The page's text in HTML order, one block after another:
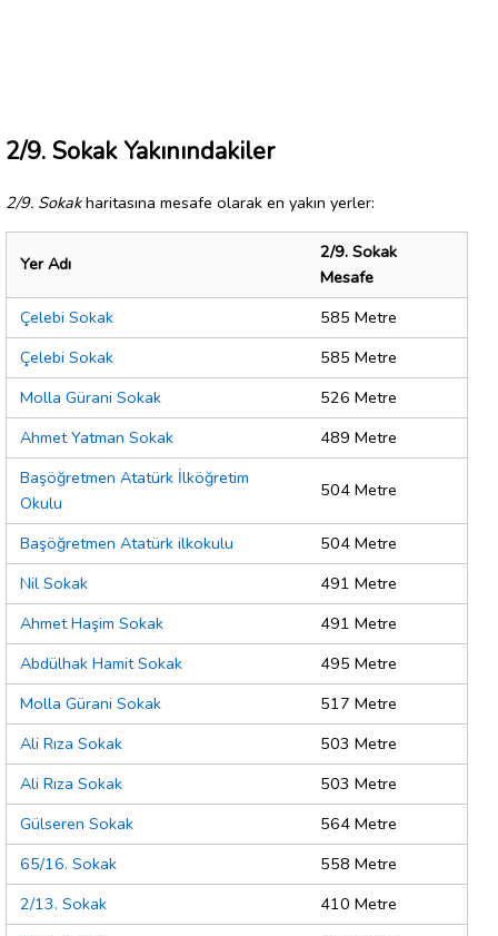
2/9. Sokak Yakınındakiler
2/9. Sokakharitasına mesafe olarak en yakın yerler:
Yer Adı
2/9. Sokak
Mesafe
Çelebi Sokak
585 Metre
Çelebi Sokak
585 Metre
Molla Gürani Sokak
526 Metre
Ahmet Yatman Sokak
489 Metre
Başöğretmen Atatürk İlköğretim
Okulu
504 Metre
Başöğretmen Atatürk ilkokulu
504 Metre
Nil Sokak
491 Metre
Ahmet Haşim Sokak
491 Metre
Abdülhak Hamit Sokak
495 Metre
Molla Gürani Sokak
517 Metre
Ali Rıza Sokak
503 Metre
Ali Rıza Sokak
503 Metre
Gülseren Sokak
564 Metre
65/16. Sokak
558 Metre
2/13. Sokak
410 Metre